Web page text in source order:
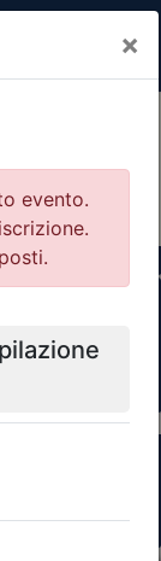
×
e
filtri ricerca